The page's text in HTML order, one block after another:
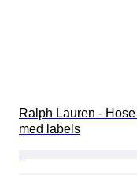
Ralph Lauren -
med labels